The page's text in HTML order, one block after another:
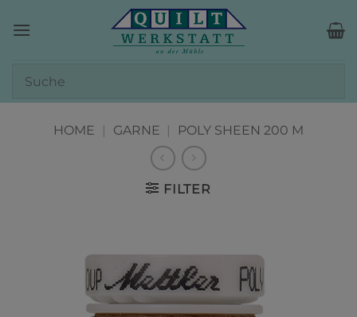
Inhalt
HOME | GARNE | POLY SHEEN 200 M
FILTER